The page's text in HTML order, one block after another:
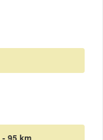
- 95 km